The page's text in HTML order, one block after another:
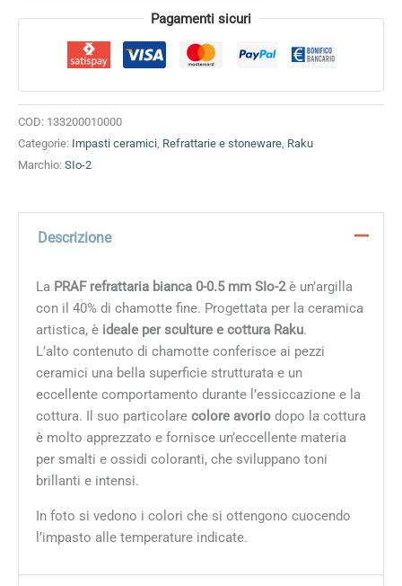
quantità
Alternative: Pagamenti sicuri
COD: 133200010000
Categorie: Impasti ceramici Refrattarie e stoneware Raku
Marchio: SIo-2
Descrizione
La PRAF refrattaria bianca 0-0.5 mm SIo-2è un’argilla
con il 40% di chamotte fine. Progettata per la ceramica
artistica, è ideale per sculture e cottura Raku.
L’alto contenuto di chamotte conferisce ai pezzi
ceramici una bella superficie strutturata e un
eccellente comportamento durante l’essiccazione e la
cottura. Il suo particolare colore avoriodopo la cottura
è molto apprezzato e fornisce un’eccellente materia
per smalti e ossidi coloranti, che sviluppano toni
brillanti e intensi.
In foto si vedono i colori che si ottengono cuocendo
l’impasto alle temperature indicate.